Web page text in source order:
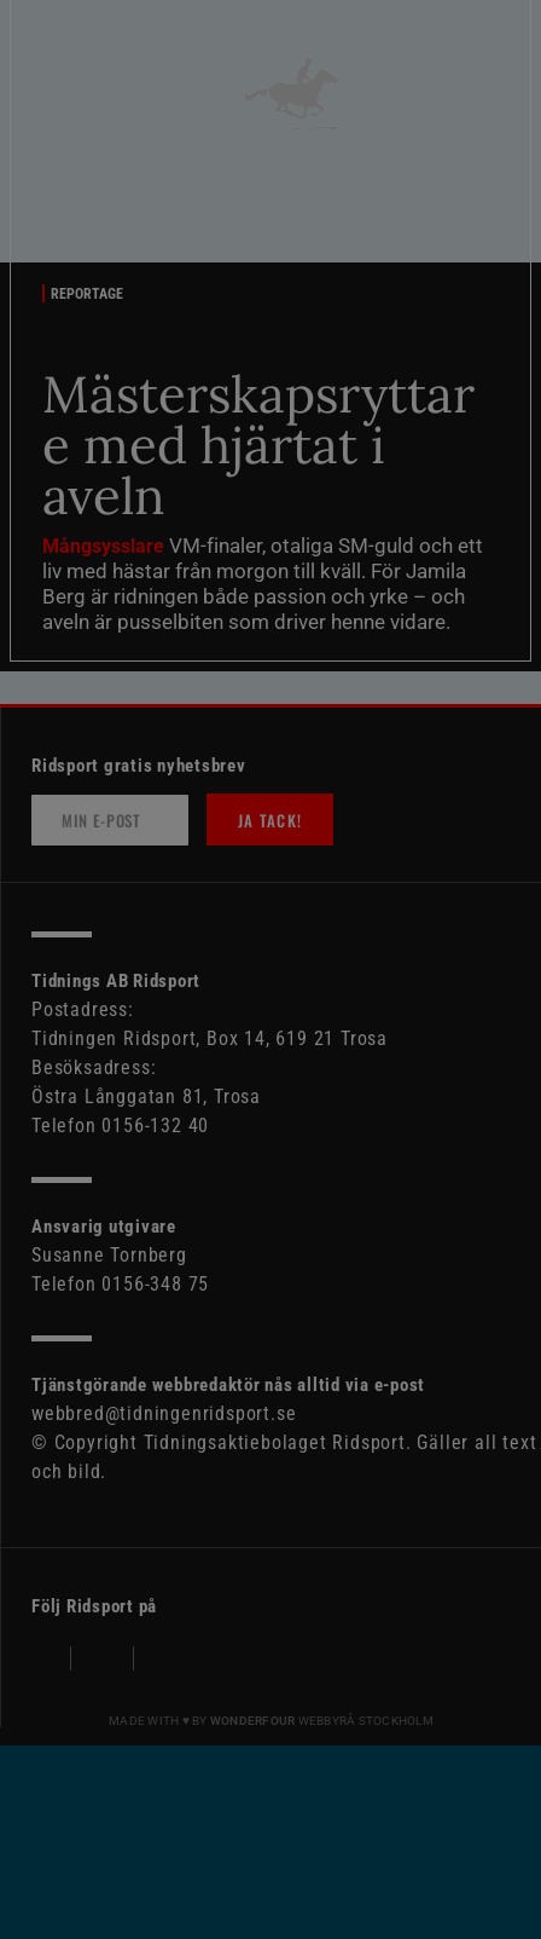
REPORTAGE
Mästerskapsryttar
e med hjärtat i
aveln
Mångsysslare VM-finaler, otaliga SM-guld och ett
liv med hästar från morgon till kväll. För Jamila
Berg är ridningen både passion och yrke – och
aveln är pusselbiten som driver henne vidare.
Ridsport gratis nyhetsbrev
JA TACK!
Tidnings AB Ridsport
Postadress:
Tidningen Ridsport, Box 14, 619 21 Trosa
Besöksadress:
Östra Långgatan 81, Trosa
Telefon 0156-132 40
Ansvarig utgivare
Susanne Tornberg
Telefon 0156-348 75
Tjänstgörande webbredaktör nås alltid via e-post
webbred@tidningenridsport.se
© Copyright Tidningsaktiebolaget Ridsport. Gäller all text
och bild.
Följ Ridsport på
MADE WITH ♥ BY WONDERFOUR WEBBYRÅ STOCKHOLM